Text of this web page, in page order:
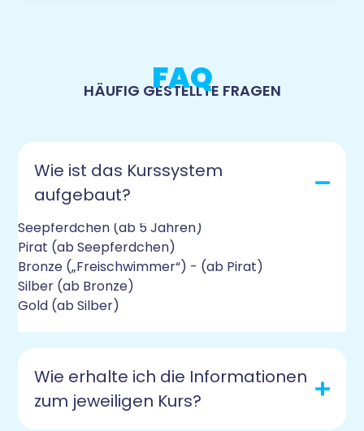
FAQ
HÄUFIG GESTELLTE FRAGEN
Wie ist das Kurssystem
aufgebaut?
Delfin (ab 3,5 Jahren)
Seepferdchen (ab 5 Jahren)
Pirat (ab Seepferdchen)
Bronze („Freischwimmer“) - (ab Pirat)
Silber (ab Bronze)
Gold (ab Silber)
Wie erhalte ich die Informationen
zum jeweiligen Kurs?